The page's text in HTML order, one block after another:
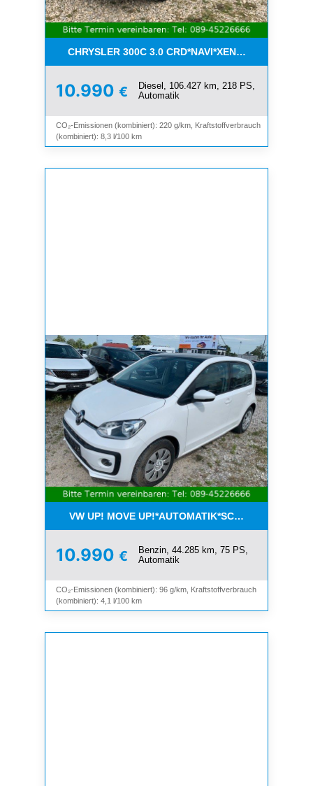
CHRYSLER 300C 3.0
10.990 €
Diesel, 106.427 km, 218 PS,
Automatik
CO₂-Emissionen (kombiniert): 220 g/km, Kraftstoffverbrauch
(kombiniert): 8,3 l/100 km
VW UP! MOVE
10.990 €
Benzin, 44.285 km, 75 PS,
Automatik
CO₂-Emissionen (kombiniert): 96 g/km, Kraftstoffverbrauch
(kombiniert): 4,1 l/100 km